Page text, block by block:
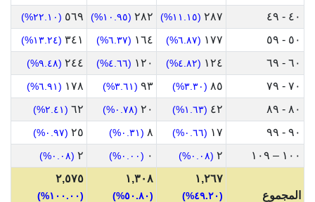
٤٠ - ٤٩ ٢٨٧ (١١.١٥%) ٢٨٢ (١٠.٩٥%) ٥٦٩ (٢٢.١٠%)
٥٠ - ٥٩ ١٧٧ (٦.٨٧%) ١٦٤ (٦.٣٧%) ٣٤١ (١٣.٢٤%)
٦٠ - ٦٩ ١٢٤ (٤.٨٢%) ١٢٠ (٤.٦٦%) ٢٤٤ (٩.٤٨%)
٧٠ - ٧٩ ٨٥ (٣.٣٠%) ٩٣ (٣.٦١%) ١٧٨ (٦.٩١%)
٨٠ - ٨٩ ٤٢ (١.٦٣%) ٢٠ (٠.٧٨%) ٦٢ (٢.٤١%)
٩٠ - ٩٩ ١٧ (٠.٦٦%) ٨ (٠.٣١%) ٢٥ (٠.٩٧%)
١٠٠ – ١٠٩ ٢ (٠.٠٨%) ٠ (٠.٠٠%) ٢ (٠.٠٨%)
المجموع
١,٢٦٧
(٤٩.٢٠%)
١,٣٠٨
(٥٠.٨٠%)
٢,٥٧٥
(١٠٠.٠٠%)